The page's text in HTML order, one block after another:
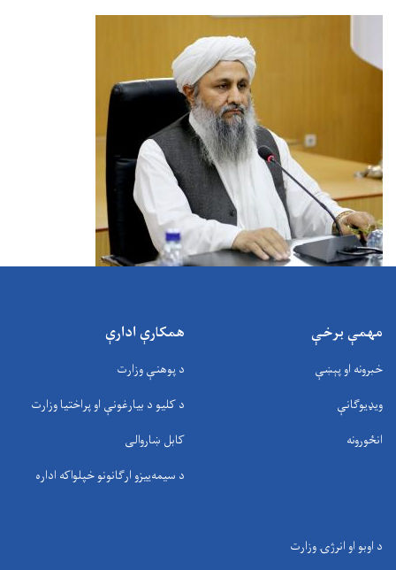
مهمې برخې
خبرونه او پېښې
ویډیوګانې
انځورونه
همکارې ادارې
د پوهنې وزارت
د کلیو د بیارغونې او پراختیا وزارت
کابل ښاروالی
د سيمه‌ييزو ارګانونو خپلواکه اداره
د اوبو او انرژۍ وزارت